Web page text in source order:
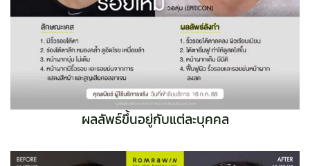
ผลลัพธ์ขึ้นอยู่กับแต่ละบุคคล